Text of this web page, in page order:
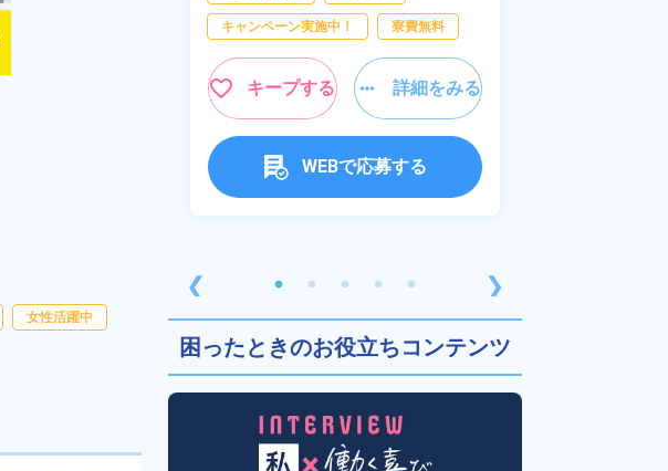
女性活躍中
❮
キャンペーン実施中！ 寮費無料
キープする 詳細をみる
WEBで応募する
❯
困ったときのお役立ちコンテンツ